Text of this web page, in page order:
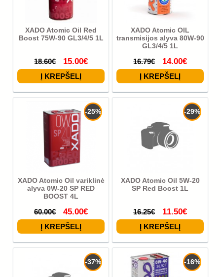
XADO Atomic Oil Red
Boost 75W-90 GL3/4/5 1L
18.60€ 15.00€
XADO Atomic OIL
transmisijos alyva 80W-90
GL3/4/5 1L
16.79€ 14.00€
-25%
XADO Atomic Oil variklinė
alyva 0W-20 SP RED
BOOST 4L
60.00€ 45.00€
-29%
XADO Atomic Oil 5W-20
SP Red Boost 1L
16.25€ 11.50€
-37% -16%